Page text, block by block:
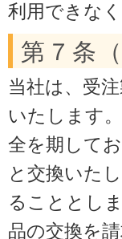
利用できな
第７条
当社は、受
いたします
全を期して
と交換いた
ることとし
品の交換を